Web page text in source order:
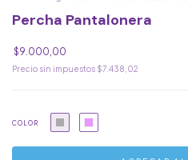
Percha Pantalonera
$9.000,00
Precio sin impuestos $7.438,02
COLOR